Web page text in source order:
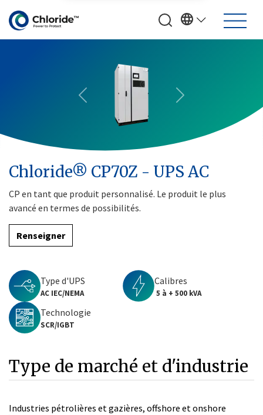
Previous Next
Chloride® CP70Z - UPS AC
CP en tant que produit personnalisé. Le produit le plus
avancé en termes de possibilités.
Renseigner
Type d'UPS
AC IEC/NEMA
Calibres
5 à + 500 kVA
Technologie
SCR/IGBT
Type de marché et d'industrie
Industries pétrolières et gazières, offshore et onshore